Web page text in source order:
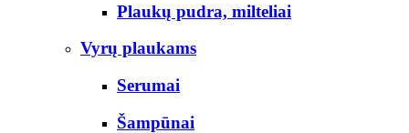
Plaukų pudra, milteliai
Vyrų plaukams
Serumai
Šampūnai